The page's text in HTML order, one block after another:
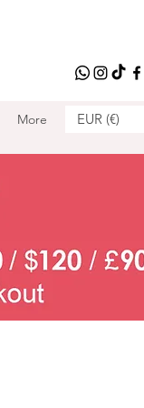
More EUR (€)